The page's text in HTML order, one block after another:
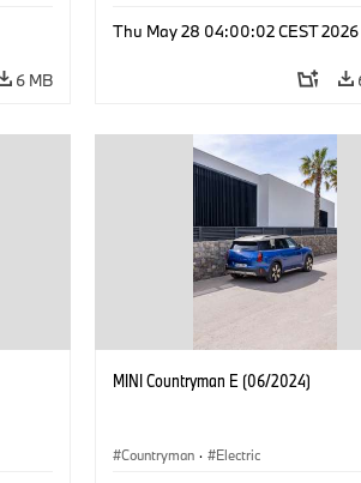
6 MB
Thu May 28 04:00:02 CEST 2026
MINI Countryman E (06/2024)
Countryman · Electric